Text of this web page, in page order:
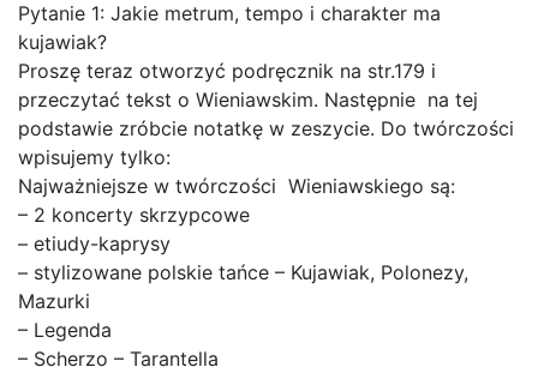
Pytanie 1: Jakie metrum, tempo i charakter ma
kujawiak?
Proszę teraz otworzyć podręcznik na str.179 i
przeczytać tekst o Wieniawskim. Następnie na tej
podstawie zróbcie notatkę w zeszycie. Do twórczości
wpisujemy tylko:
Najważniejsze w twórczości Wieniawskiego są:
– 2 koncerty skrzypcowe
– etiudy-kaprysy
– stylizowane polskie tańce – Kujawiak, Polonezy,
Mazurki
– Legenda
– Scherzo – Tarantella